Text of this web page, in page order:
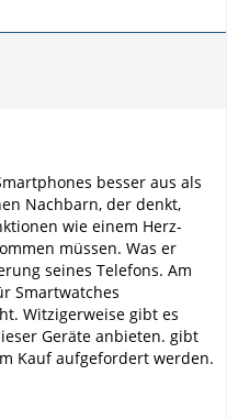
besser aus als
Nachbarn, der denkt,
wie einem Herz-
müssen. Was er
seines Telefons. Am
Smartwatches
Witzigerweise gibt es
Geräte anbieten. gibt
Kauf aufgefordert werden.